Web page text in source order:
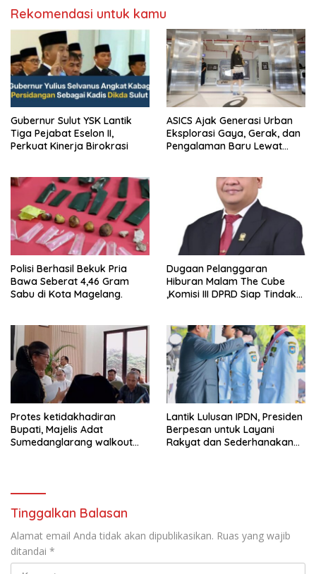
Rekomendasi untuk kamu
Gubernur Sulut YSK Lantik
Tiga Pejabat Eselon II,
Perkuat Kinerja Birokrasi
ASICS Ajak Generasi Urban
Eksplorasi Gaya, Gerak, dan
Pengalaman Baru Lewat
Polisi Berhasil Bekuk Pria
Bawa Seberat 4,46 Gram
Sabu di Kota Magelang.
Dugaan Pelanggaran
Hiburan Malam The Cube
,Komisi III DPRD Siap Tindak
Protes ketidakhadiran
Bupati, Majelis Adat
Sumedanglarang walkout
Lantik Lulusan IPDN, Presiden
Berpesan untuk Layani
Rakyat dan Sederhanakan
Tinggalkan Balasan
Alamat email Anda tidak akan dipublikasikan. Ruas yang wajib
ditandai *